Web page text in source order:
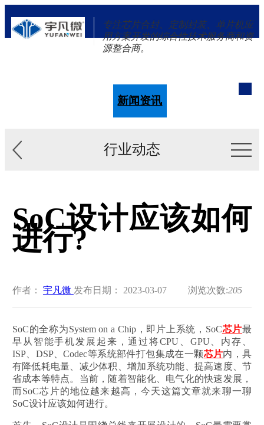
专注芯片合封、定制封装、单片机应
用方案开发的综合性技术服务商和资
源整合商。
新闻资讯
行业动态
SoC设计应该如何
进行?
作者： 宇凡微 发布日期： 2023-03-07 浏览次数:205
SoC的全称为System on a Chip，即片上系统，SoC芯片最
早从智能手机发展起来，通过将CPU、GPU、内存、
ISP、DSP、Codec等系统部件打包集成在一颗芯片内，具
有降低耗电量、减少体积、增加系统功能、提高速度、节
省成本等特点。当前，随着智能化、电气化的快速发展，
而SoC芯片的地位越来越高，今天这篇文章就来聊一聊
SoC设计应该如何进行。